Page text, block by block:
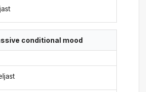
conditional mood